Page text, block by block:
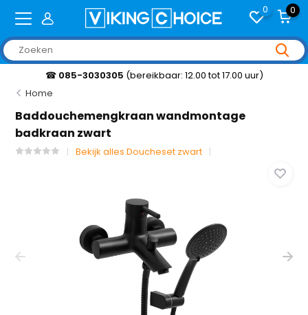
0 0
☎ 085-3030305 (bereikbaar: 12.00 tot 17.00 uur)
Home
Baddouchemengkraan wandmontage
badkraan zwart
Bekijk alles Doucheset zwart